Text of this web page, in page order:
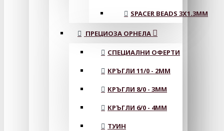
SPACER BEADS 3X1.3MM
ПРЕЦИОЗА ОРНЕЛА
СПЕЦИАЛНИ ОФЕРТИ
КРЪГЛИ 11/0 - 2MM
КРЪГЛИ 8/0 - 3MM
КРЪГЛИ 6/0 - 4MM
ТУИН